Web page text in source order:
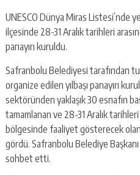
UNESCO Dünya Miras Listesi’nde
ilçesinde 28-31 Aralık tarihleri
panayırı kuruldu.
Safranbolu Belediyesi tarafından
organize edilen yılbaşı panayırı
sektöründen yaklaşık 30 esnafın
tamamlanan ve 28-31 Aralık tarihleri
bölgesinde faaliyet gösterecek
gördü. Safranbolu Belediye
sohbet etti.